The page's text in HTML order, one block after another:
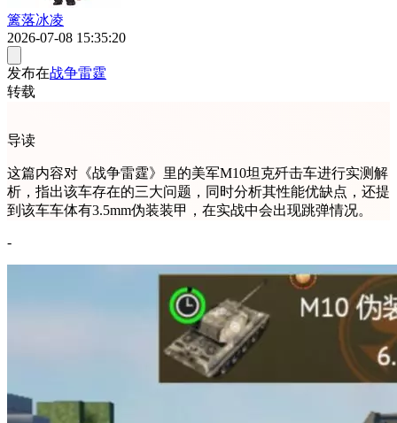
篱落冰凌
2026-07-08 15:35:20
发布在战争雷霆
转载
导读
这篇内容对《战争雷霆》里的美军M10坦克歼击车进行实测解
析，指出该车存在的三大问题，同时分析其性能优缺点，还提
到该车车体有3.5mm伪装装甲，在实战中会出现跳弹情况。
-